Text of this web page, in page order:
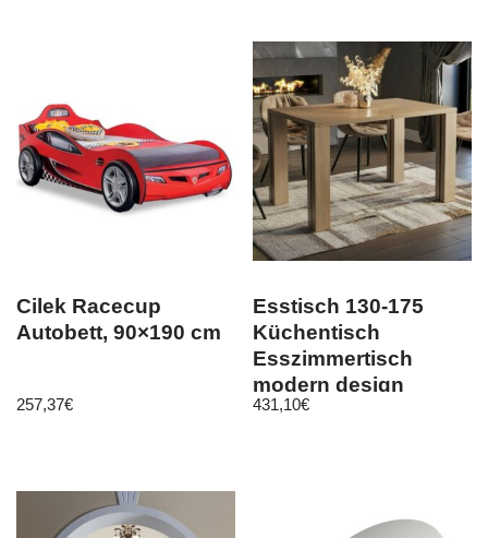
Cilek Racecup
Autobett, 90×190 cm
257,37€
Esstisch 130-175
Küchentisch
Esszimmertisch
modern design
erweiterbar
431,10€